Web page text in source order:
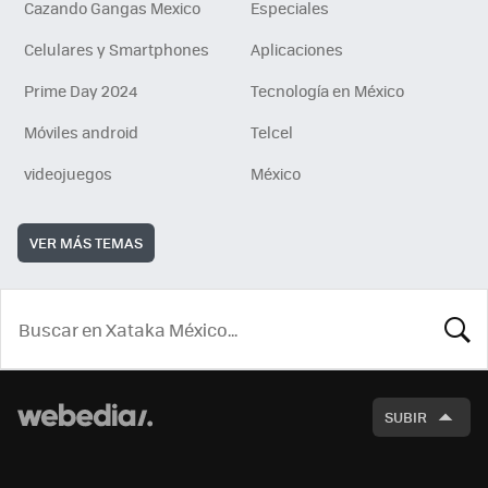
Cazando Gangas Mexico
Especiales
Celulares y Smartphones
Aplicaciones
Prime Day 2024
Tecnología en México
Móviles android
Telcel
videojuegos
México
VER MÁS TEMAS
SUBIR